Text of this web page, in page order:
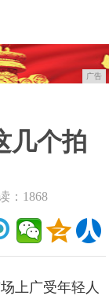
广告
几个拍
然太
：1868
上广受年轻人